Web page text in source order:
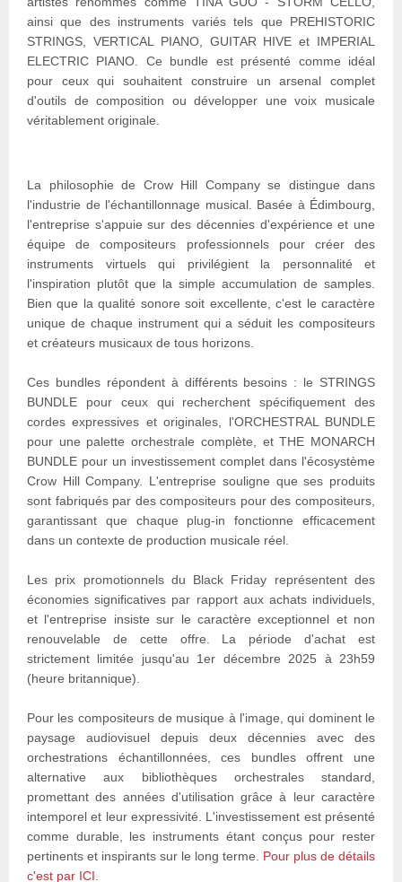
ainsi que des instruments variés tels que PREHISTORIC
STRINGS, VERTICAL PIANO, GUITAR HIVE et IMPERIAL
ELECTRIC PIANO. Ce bundle est présenté comme idéal
pour ceux qui souhaitent construire un arsenal complet
d'outils de composition ou développer une voix musicale
véritablement originale.
La philosophie de Crow Hill Company se distingue dans
l'industrie de l'échantillonnage musical. Basée à Édimbourg,
l'entreprise s'appuie sur des décennies d'expérience et une
équipe de compositeurs professionnels pour créer des
instruments virtuels qui privilégient la personnalité et
l'inspiration plutôt que la simple accumulation de samples.
Bien que la qualité sonore soit excellente, c'est le caractère
unique de chaque instrument qui a séduit les compositeurs
et créateurs musicaux de tous horizons.
Ces bundles répondent à différents besoins : le STRINGS
BUNDLE pour ceux qui recherchent spécifiquement des
cordes expressives et originales, l'ORCHESTRAL BUNDLE
pour une palette orchestrale complète, et THE MONARCH
BUNDLE pour un investissement complet dans l'écosystème
Crow Hill Company. L'entreprise souligne que ses produits
sont fabriqués par des compositeurs pour des compositeurs,
garantissant que chaque plug-in fonctionne efficacement
dans un contexte de production musicale réel.
Les prix promotionnels du Black Friday représentent des
économies significatives par rapport aux achats individuels,
et l'entreprise insiste sur le caractère exceptionnel et non
renouvelable de cette offre. La période d'achat est
strictement limitée jusqu'au 1er décembre 2025 à 23h59
(heure britannique).
Pour les compositeurs de musique à l'image, qui dominent le
paysage audiovisuel depuis deux décennies avec des
orchestrations échantillonnées, ces bundles offrent une
alternative aux bibliothèques orchestrales standard,
promettant des années d'utilisation grâce à leur caractère
intemporel et leur expressivité. L'investissement est présenté
comme durable, les instruments étant conçus pour rester
pertinents et inspirants sur le long terme. Pour plus de détails
c'est par ICI.